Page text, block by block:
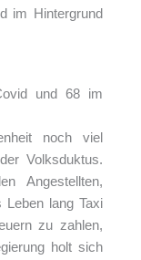
im Hintergrund
und 68 im
noch viel
Volksduktus.
Angestellten,
lang Taxi
zu zahlen,
holt sich